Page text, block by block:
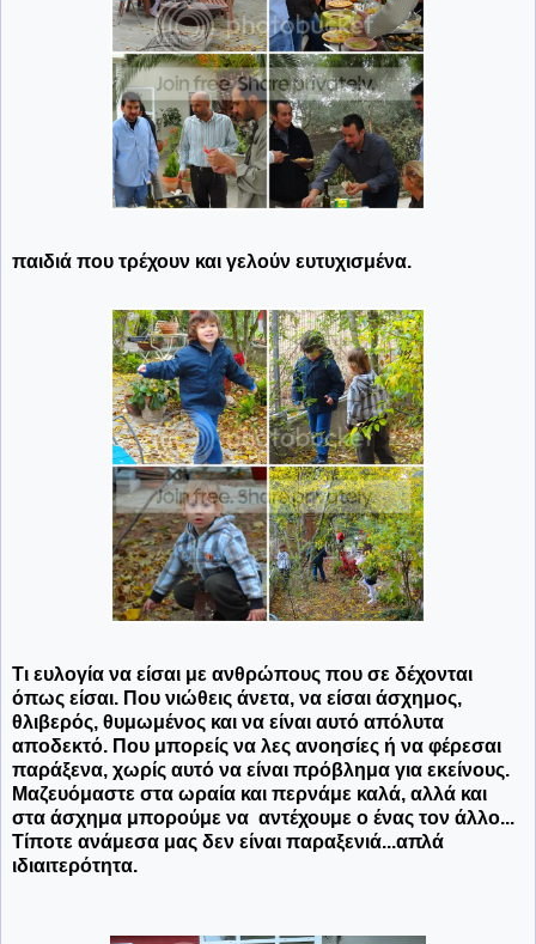
παιδιά που τρέχουν και γελούν ευτυχισμένα.
Τι ευλογία να είσαι με ανθρώπους που σε δέχονται
όπως είσαι. Που νιώθεις άνετα, να είσαι άσχημος,
θλιβερός, θυμωμένος και να είναι αυτό απόλυτα
αποδεκτό. Που μπορείς να λες ανοησίες ή να φέρεσαι
παράξενα, χωρίς αυτό να είναι πρόβλημα για εκείνους.
Μαζευόμαστε στα ωραία και περνάμε καλά, αλλά και
στα άσχημα μπορούμε να αντέχουμε ο ένας τον άλλο...
Τίποτε ανάμεσα μας δεν είναι παραξενιά...απλά
ιδιαιτερότητα.